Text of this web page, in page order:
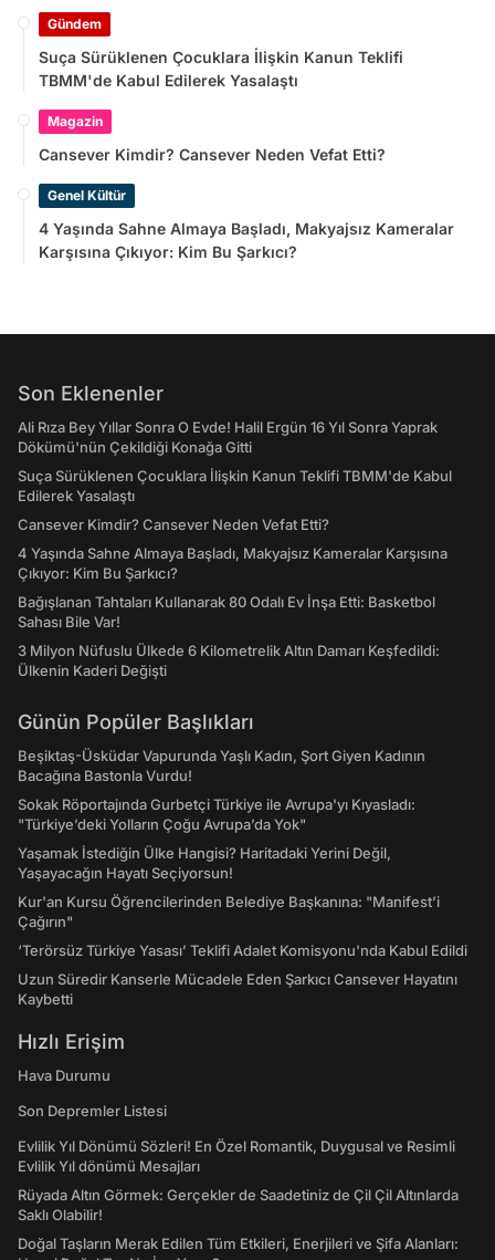
Gündem
Suça Sürüklenen Çocuklara İlişkin Kanun Teklifi
TBMM'de Kabul Edilerek Yasalaştı
Magazin
Cansever Kimdir? Cansever Neden Vefat Etti?
Genel Kültür
4 Yaşında Sahne Almaya Başladı, Makyajsız Kameralar
Karşısına Çıkıyor: Kim Bu Şarkıcı?
Son Eklenenler
Ali Rıza Bey Yıllar Sonra O Evde! Halil Ergün 16 Yıl Sonra Yaprak
Dökümü'nün Çekildiği Konağa Gitti
Suça Sürüklenen Çocuklara İlişkin Kanun Teklifi TBMM'de Kabul
Edilerek Yasalaştı
Cansever Kimdir? Cansever Neden Vefat Etti?
4 Yaşında Sahne Almaya Başladı, Makyajsız Kameralar Karşısına
Çıkıyor: Kim Bu Şarkıcı?
Bağışlanan Tahtaları Kullanarak 80 Odalı Ev İnşa Etti: Basketbol
Sahası Bile Var!
3 Milyon Nüfuslu Ülkede 6 Kilometrelik Altın Damarı Keşfedildi:
Ülkenin Kaderi Değişti
Günün Popüler Başlıkları
Beşiktaş-Üsküdar Vapurunda Yaşlı Kadın, Şort Giyen Kadının
Bacağına Bastonla Vurdu!
Sokak Röportajında Gurbetçi Türkiye ile Avrupa'yı Kıyasladı:
"Türkiye’deki Yolların Çoğu Avrupa’da Yok"
Yaşamak İstediğin Ülke Hangisi? Haritadaki Yerini Değil,
Yaşayacağın Hayatı Seçiyorsun!
Kur'an Kursu Öğrencilerinden Belediye Başkanına: "Manifest’i
Çağırın"
‘Terörsüz Türkiye Yasası’ Teklifi Adalet Komisyonu'nda Kabul Edildi
Uzun Süredir Kanserle Mücadele Eden Şarkıcı Cansever Hayatını
Kaybetti
Hızlı Erişim
Hava Durumu
Son Depremler Listesi
Evlilik Yıl Dönümü Sözleri! En Özel Romantik, Duygusal ve Resimli
Evlilik Yıl dönümü Mesajları
Rüyada Altın Görmek: Gerçekler de Saadetiniz de Çil Çil Altınlarda
Saklı Olabilir!
Doğal Taşların Merak Edilen Tüm Etkileri, Enerjileri ve Şifa Alanları: